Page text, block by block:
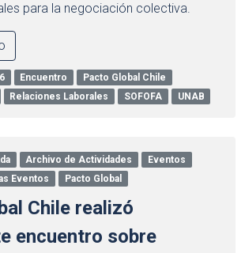
para la negociación colectiva.
Encuentro
Pacto Global Chile
Relaciones Laborales SOFOFA UNAB
Archivo de Actividades
Eventos
Eventos Pacto Global
Chile realizó
encuentro sobre